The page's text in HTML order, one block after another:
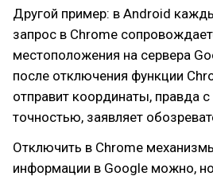
Другой пример: в Android
запрос в Chrome
местоположения на сервера
после отключения функции
отправит координаты, правда
точностью, заявляет
Отключить в Chrome
информации в Google можно,